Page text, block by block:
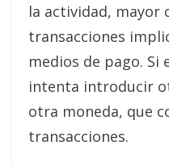
la actividad, mayor
transacciones
medios de pago.
intenta introducir
otra moneda, que
transacciones.